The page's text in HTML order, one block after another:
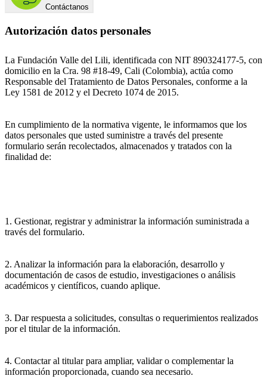
Contáctanos
Autorización datos personales
La Fundación Valle del Lili, identificada con NIT 890324177-5, con
domicilio en la Cra. 98 #18-49, Cali (Colombia), actúa como
Responsable del Tratamiento de Datos Personales, conforme a la
Ley 1581 de 2012 y el Decreto 1074 de 2015.
En cumplimiento de la normativa vigente, le informamos que los
datos personales que usted suministre a través del presente
formulario serán recolectados, almacenados y tratados con la
finalidad de:
1. Gestionar, registrar y administrar la información suministrada a
través del formulario.
2. Analizar la información para la elaboración, desarrollo y
documentación de casos de estudio, investigaciones o análisis
académicos y científicos, cuando aplique.
3. Dar respuesta a solicitudes, consultas o requerimientos realizados
por el titular de la información.
4. Contactar al titular para ampliar, validar o complementar la
información proporcionada, cuando sea necesario.